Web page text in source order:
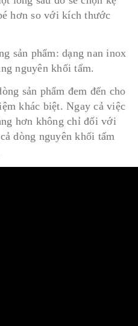
hơn so với kích thước
sản phẩm: dạng nan inox
nguyên khối tấm.
sản phẩm đem đến cho
khác biệt. Ngay cả việc
hơn không chỉ đối với
dòng nguyên khối tấm